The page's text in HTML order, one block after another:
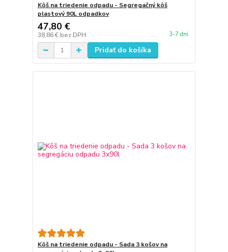
Kôš na triedenie odpadu - Segregačný kôš
plastový 90L odpadkov
47,80 €
38,86 € bez DPH 3-7 dni
Pridať do košíka
Kôš na triedenie odpadu - Sada 3 košov na